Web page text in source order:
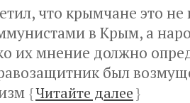
что крымчане это не
в Крым, а
их мнение должно
был
{Читайте далее}